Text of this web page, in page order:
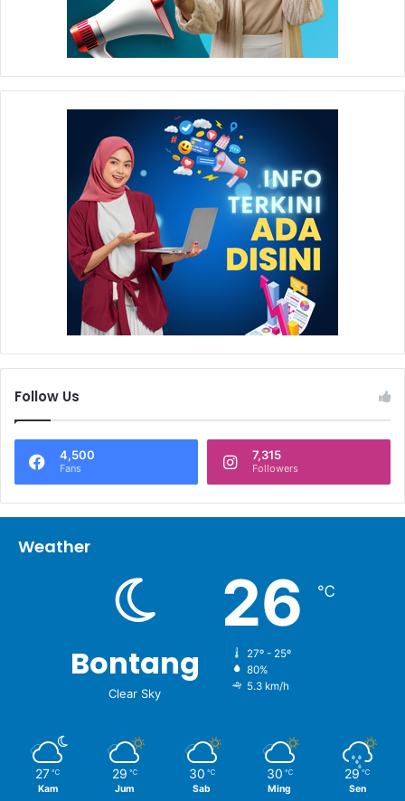
Follow Us
4,500
Fans
7,315
Followers
Weather
Bontang
Clear Sky
26 ℃
27º - 25º
80%
5.3 km/h
27 ℃
Kam
29 ℃
Jum
30 ℃
Sab
30 ℃
Ming
29 ℃
Sen